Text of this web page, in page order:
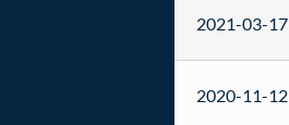
2021-03-17
2020-11-12